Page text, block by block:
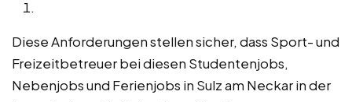
Diese Anforderungen stellen sicher, dass Sport- und
Freizeitbetreuer bei diesen Studentenjobs,
Nebenjobs und Ferienjobs in Sulz am Neckar in der